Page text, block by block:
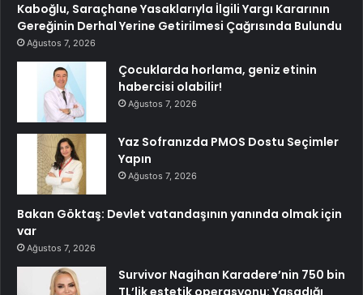
Kaboğlu, Saraçhane Yasaklarıyla İlgili Yargı Kararının
Gereğinin Derhal Yerine Getirilmesi Çağrısında Bulundu
Ağustos 7, 2026
Çocuklarda horlama, geniz etinin
habercisi olabilir!
Ağustos 7, 2026
Yaz Sofranızda PMOS Dostu Seçimler
Yapın
Ağustos 7, 2026
Bakan Göktaş: Devlet vatandaşının yanında olmak için
var
Ağustos 7, 2026
Survivor Nagihan Karadere’nin 750 bin